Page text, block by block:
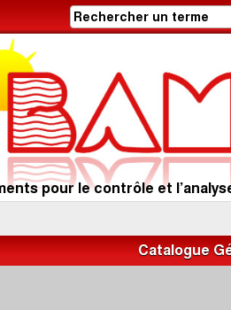
pour le contrôle et
Catalogue